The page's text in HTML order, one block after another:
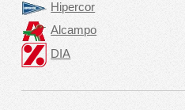
Hipercor
Alcampo
DIA